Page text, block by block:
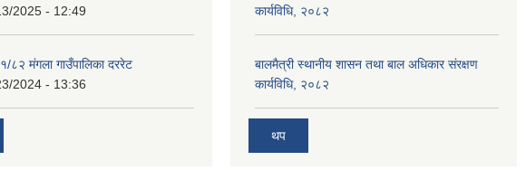
2025 - 12:49
मंगला गाउँपालिका दररेट
2024 - 13:36
कार्यविधि, २०८२
बालमैत्री स्थानीय शासन तथा बाल अधिकार संरक्षण
कार्यविधि, २०८२
थप